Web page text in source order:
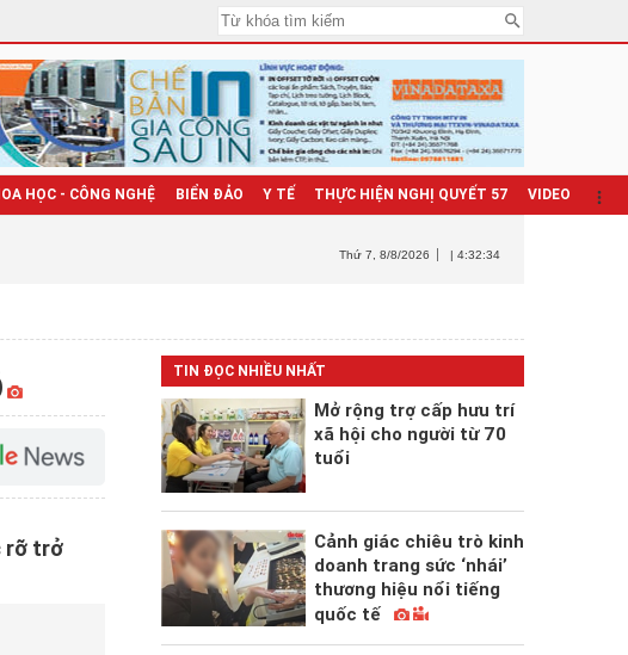
HỌC - CÔNG NGHỆ BIỂN ĐẢO Y TẾ THỰC HIỆN NGHỊ QUYẾT 57 VIDEO
Thứ 7 , 8/8/2026 | 4:32:36
rỡ trở
TIN ĐỌC NHIỀU NHẤT
Mở rộng trợ cấp hưu trí
xã hội cho người từ 70
tuổi
Cảnh giác chiêu trò kinh
doanh trang sức ‘nhái’
thương hiệu nổi tiếng
quốc tế